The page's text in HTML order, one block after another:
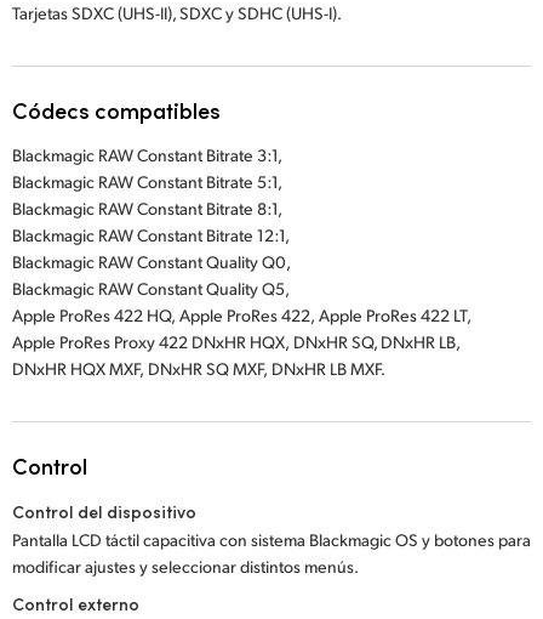
Tarjetas SDXC (UHS-II), SDXC y SDHC (UHS-I).
Códecs compatibles
Blackmagic RAW Constant Bitrate 3:1,
Blackmagic RAW Constant Bitrate 5:1,
Blackmagic RAW Constant Bitrate 8:1,
Blackmagic RAW Constant Bitrate 12:1,
Blackmagic RAW Constant Quality Q0,
Blackmagic RAW Constant Quality Q5,
Apple ProRes 422 HQ, Apple ProRes 422, Apple ProRes 422 LT,
Apple ProRes Proxy 422 DNxHR HQX, DNxHR SQ, DNxHR LB,
DNxHR HQX MXF, DNxHR SQ MXF, DNxHR LB MXF.
Control
Control del dispositivo
Pantalla LCD táctil capacitiva con sistema Blackmagic OS y botones para
modificar ajustes y seleccionar distintos menús.
Control externo